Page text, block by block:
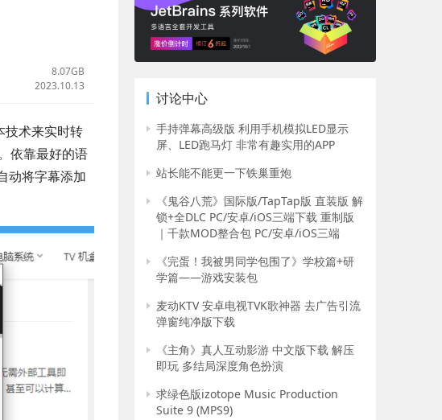
8.07GB
2023.10.13
技术来实时转
依靠最好的语
动将字幕添加
讨论中心
手持弹幕高级版 利用手机模拟LED显示
屏、LED跑马灯 非常有趣实用的APP
站长能不能更一下铁巢重炮
《鬼谷八荒》国际版/TapTap版 直装版 解
锁+全DLC PC/安卓/iOS三端下载 重制版
｜千款MOD整合包 PC/安卓/iOS三端
《完蛋！我被男同学包围了》学校篇+研
学篇——游戏安装包
麦动KTV 安卓电视TVK歌神器 去广告引流
弹窗纯净版下载
《主角》真人互动影游 中文版下载 解压
即玩 多结局深度角色扮演
求绿色版izotope Music Production
Suite 9 (MPS9)